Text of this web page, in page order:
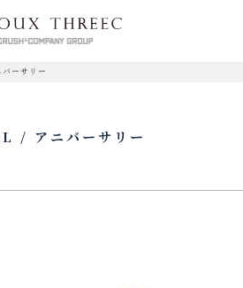
バーサリー
/ アニバーサリー